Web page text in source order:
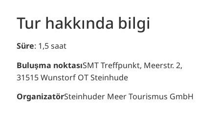
Tur hakkında bilgi
Süre: 1,5 saat
Buluşma noktasıSMT Treffpunkt, Meerstr. 2,
31515 Wunstorf OT Steinhude
OrganizatörSteinhuder Meer Tourismus GmbH